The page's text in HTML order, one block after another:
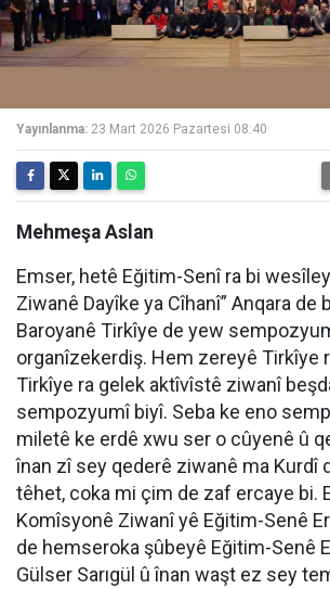
Yayınlanma: 23 Mart 2026 Pazartesi 08:40
Mehmeşa Aslan
Emser, hetê Eğitim-Senî ra bi
Ziwanê Dayîke ya Cîhanî” Anqara de
Baroyanê Tirkîye de yew
organîzekerdiş. Hem zereyê Tirkîye
Tirkîye ra gelek aktîvîstê ziwanî
sempozyumî biyî. Seba ke eno
miletê ke erdê xwu ser o cûyenê û
înan zî sey qederê ziwanê ma Kurdî
têhet, coka mi çim de zaf ercaye bi.
Komîsyonê Ziwanî yê Eğitim-Senê
de hemseroka şûbeyê Eğitim-Senê
Gülser Sarıgül û înan waşt ez sey